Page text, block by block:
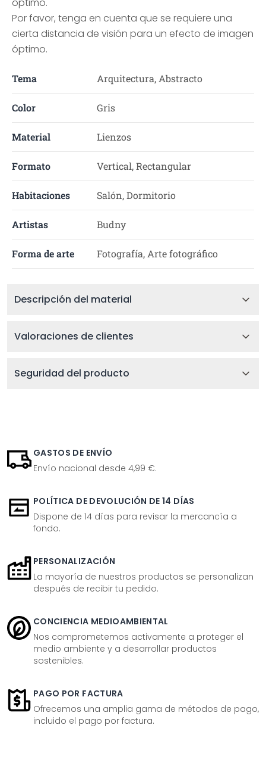
Por favor, tenga en cuenta que se requiere una
cierta distancia de visión para un efecto de imagen
óptimo.
Tema Arquitectura, Abstracto
Color Gris
Material Lienzos
Formato Vertical, Rectangular
Habitaciones Salón, Dormitorio
Artistas Budny
Forma de arte Fotografía, Arte fotográfico
Descripción del material
Valoraciones de clientes
Seguridad del producto
GASTOS DE ENVÍO
Envío nacional desde 4,99 €.
POLÍTICA DE DEVOLUCIÓN DE 14 DÍAS
Dispone de 14 días para revisar la mercancía a
fondo.
PERSONALIZACIÓN
La mayoría de nuestros productos se personalizan
después de recibir tu pedido.
CONCIENCIA MEDIOAMBIENTAL
Nos comprometemos activamente a proteger el
medio ambiente y a desarrollar productos
sostenibles.
PAGO POR FACTURA
Ofrecemos una amplia gama de métodos de pago,
incluido el pago por factura.